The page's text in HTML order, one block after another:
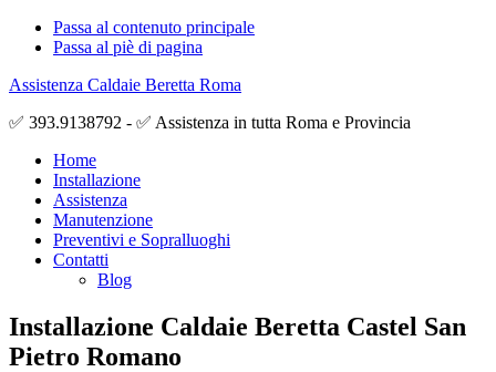
Passa al contenuto principale
Passa al piè di pagina
Assistenza Caldaie Beretta Roma
✅ 393.9138792 - ✅ Assistenza in tutta Roma e Provincia
Home
Installazione
Assistenza
Manutenzione
Preventivi e Sopralluoghi
Contatti
Blog
Installazione Caldaie Beretta Castel San
Pietro Romano